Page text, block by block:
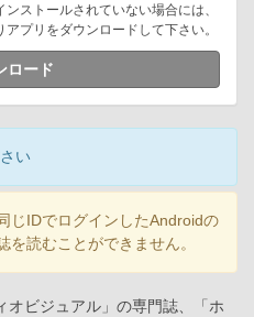
ストールされていない場合には、
プリをダウンロードして下さい。
ロード
い
じIDでログインしたAndroidの
読むことができません。
オビジュアル」の専門誌、「ホ